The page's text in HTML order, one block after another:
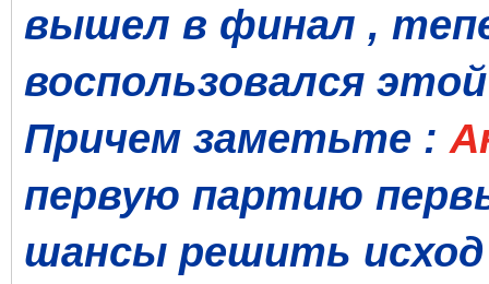
вышел в финал ,
воспользовался
Причем заметьте :
первую партию
шансы решить